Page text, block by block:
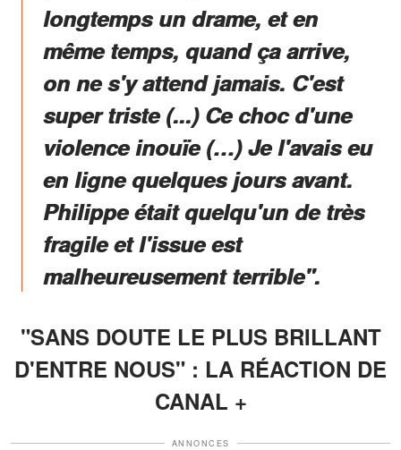
longtemps un drame, et en
même temps, quand ça arrive,
on ne s'y attend jamais. C'est
super triste (...) Ce choc d'une
violence inouïe (…) Je l'avais eu
en ligne quelques jours avant.
Philippe était quelqu'un de très
fragile et l'issue est
malheureusement terrible".
"SANS DOUTE LE PLUS BRILLANT
D'ENTRE NOUS" : LA RÉACTION DE
CANAL +
ANNONCES